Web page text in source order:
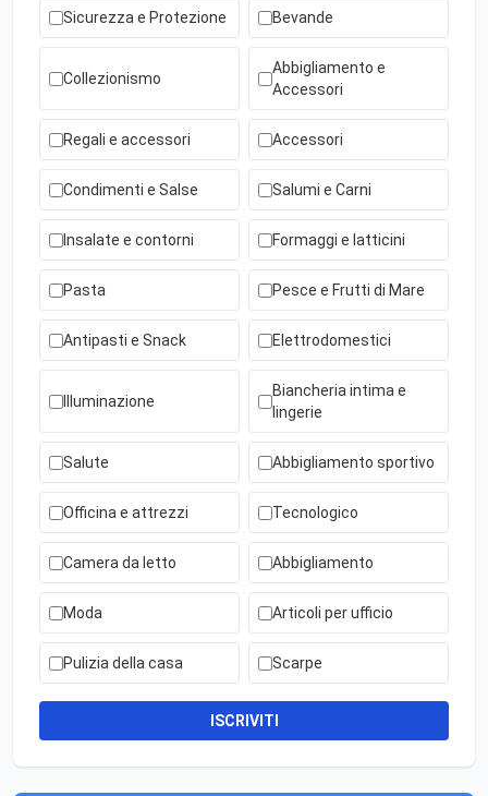
Sicurezza e Protezione Bevande
Collezionismo
Abbigliamento e
Accessori
Regali e accessori Accessori
Condimenti e Salse Salumi e Carni
Insalate e contorni Formaggi e latticini
Pasta Pesce e Frutti di Mare
Antipasti e Snack Elettrodomestici
Illuminazione
Biancheria intima e
lingerie
Salute Abbigliamento sportivo
Officina e attrezzi Tecnologico
Camera da letto Abbigliamento
Moda Articoli per ufficio
Pulizia della casa Scarpe
ISCRIVITI